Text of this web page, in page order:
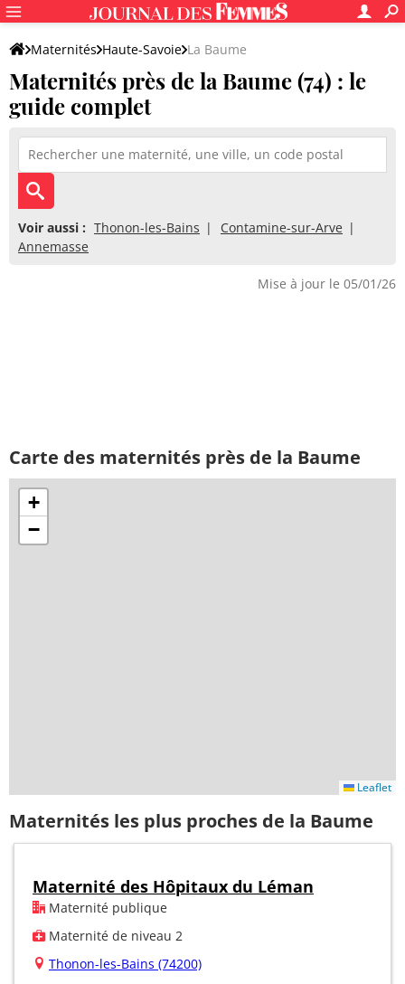
Maternités Haute-Savoie La Baume
Maternités près de la Baume (74) : le
guide complet
Voir aussi : Thonon-les-Bains
Contamine-sur-Arve
Annemasse
Mise à jour le 05/01/26
Carte des maternités près de la Baume
+
−
Leaflet
Maternités les plus proches de la Baume
Maternité des Hôpitaux du Léman
Maternité publique
Maternité de niveau 2
Thonon-les-Bains (74200)